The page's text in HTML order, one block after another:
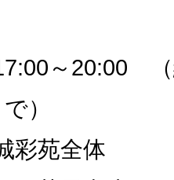
～20:00
）
彩苑全体